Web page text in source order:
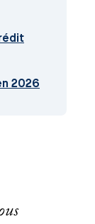
2026